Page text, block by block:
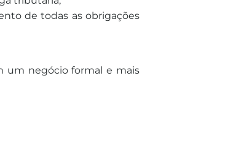
de todas as obrigações
um negócio formal e mais